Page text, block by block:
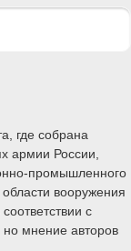
где собрана
армии России,
промышленного
вооружения
с
но мнение авторов